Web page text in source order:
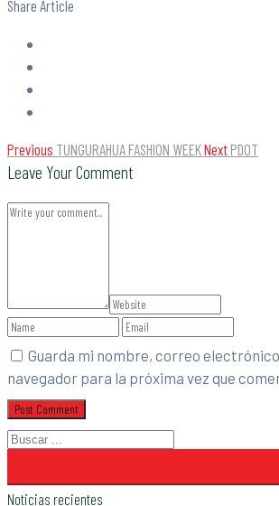
Share Article
Previous TUNGURAHUA FASHION WEEKNext PDOT
Leave Your Comment
Guarda mi nombre, correo
navegador para la próxima vez que
Noticias recientes